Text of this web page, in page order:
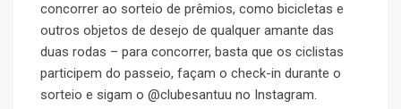
concorrer ao sorteio de prêmios, como bicicletas e
outros objetos de desejo de qualquer amante das
duas rodas – para concorrer, basta que os ciclistas
participem do passeio, façam o check-in durante o
sorteio e sigam o @clubesantuu no Instagram.